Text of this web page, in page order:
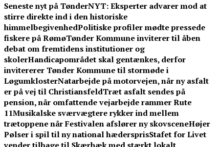
Seneste nyt på TønderNYT:Eksperter advarer mod at
stirre direkte ind i den historiske
himmelbegivenhedPolitiske profiler mødte pressede
fiskere på RømøTønder Kommune inviterer til åben
debat om fremtidens institutioner og
skolerHandicapområdet skal gentænkes, derfor
invitererer Tønder Kommune til stormøde i
LøgumklosterNatarbejde på motorvejen, når ny asfalt
er på vej til ChristiansfeldTræt asfalt sendes på
pension, når omfattende vejarbejde rammer Rute
11Musikalske sværvægtere rykker ind mellem
trætoppene når Festivalen afslører ny skovsceneHøjer
Pølser i spil til ny national hædersprisStafet for Livet